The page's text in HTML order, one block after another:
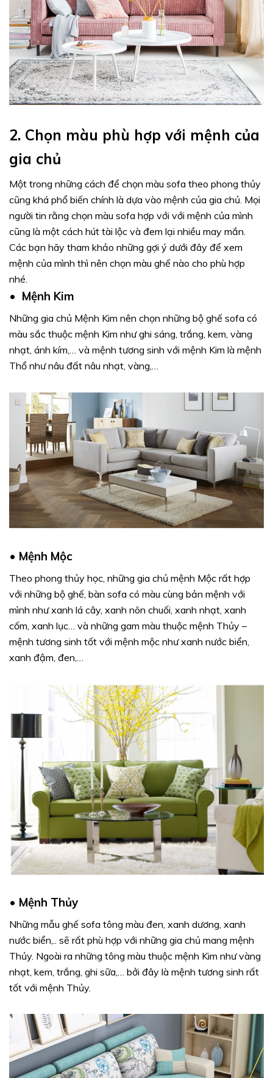
2. Chọn màu phù hợp với mệnh của
gia chủ
Một trong những cách để chọn màu sofa theo phong thủy
cũng khá phổ biến chính là dựa vào mệnh của gia chủ. Mọi
người tin rằng chọn màu sofa hợp với với mệnh của mình
cũng là một cách hút tài lộc và đem lại nhiều may mắn.
Các bạn hãy tham khảo những gợi ý dưới đây để xem
mệnh của mình thì nên chọn màu ghế nào cho phù hợp
nhé.
• Mệnh Kim
Những gia chủ Mệnh Kim nên chọn những bộ ghế sofa có
màu sắc thuộc mệnh Kim như ghi sáng, trắng, kem, vàng
nhạt, ánh kím,… và mệnh tương sinh với mệnh Kim là mệnh
Thổ như nâu đất nâu nhạt, vàng,…
• Mệnh Mộc
Theo phong thủy học, những gia chủ mệnh Mộc rất hợp
với những bộ ghế, bàn sofa có màu cùng bản mệnh với
mình như xanh lá cây, xanh nõn chuối, xanh nhạt, xanh
cốm, xanh lục… và những gam màu thuộc mệnh Thủy –
mệnh tương sinh tốt với mệnh mộc như xanh nước biển,
xanh đậm, đen,…
• Mệnh Thủy
Những mẫu ghế sofa tông màu đen, xanh dương, xanh
nước biển,.. sẽ rất phù hợp với những gia chủ mang mệnh
Thủy. Ngoài ra những tông màu thuộc mệnh Kim như vàng
nhạt, kem, trắng, ghi sữa,… bởi đây là mệnh tương sinh rất
tốt với mệnh Thủy.